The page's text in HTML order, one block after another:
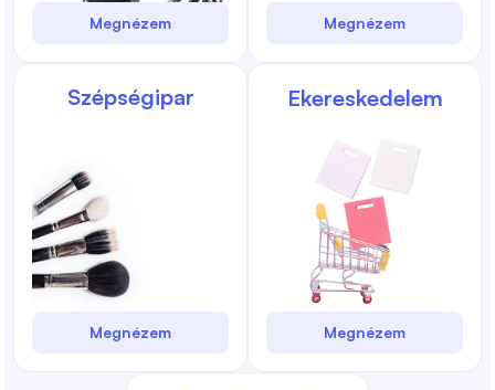
Megnézem Megnézem
Szépségipar
Megnézem
Ekereskedelem
Megnézem